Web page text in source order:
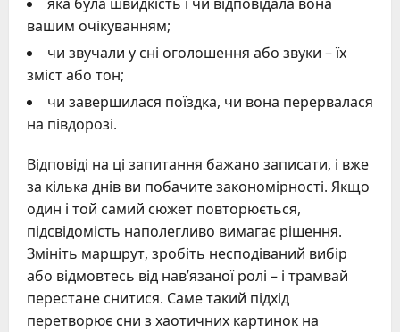
вашим очікуванням;
чи звучали у сні оголошення або звуки – їх
зміст або тон;
чи завершилася поїздка, чи вона перервалася
на півдорозі.
Відповіді на ці запитання бажано записати, і вже
за кілька днів ви побачите закономірності. Якщо
один і той самий сюжет повторюється,
підсвідомість наполегливо вимагає рішення.
Змініть маршрут, зробіть несподіваний вибір
або відмовтесь від нав’язаної ролі – і трамвай
перестане снитися. Саме такий підхід
перетворює сни з хаотичних картинок на